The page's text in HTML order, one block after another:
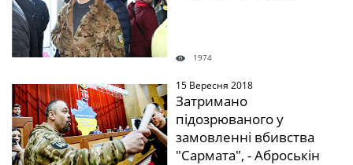
1974
" /> 15 Вересня 2018
Затримано
підозрюваного у
замовленні вбивства
"Сармата", - Аброськін